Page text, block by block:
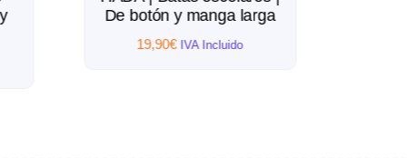
De botón y manga larga
19,90€ IVA Incluido